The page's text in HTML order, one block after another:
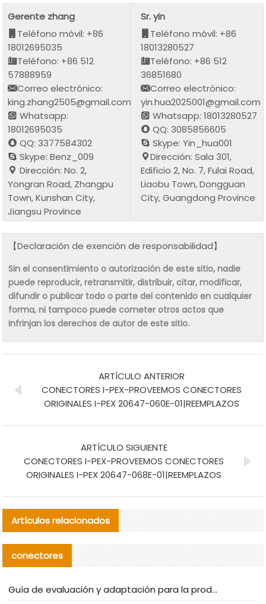
Gerente zhang
Teléfono móvil: +86
18012695035
Teléfono: +86 512
57888959
Correo electrónico:
king.zhang2505@gmail.com
Whatsapp:
18012695035
QQ: 3377584302
Skype: Benz_009
Dirección: No. 2,
Yongran Road, Zhangpu
Town, Kunshan City,
Jiangsu Province
Sr. yin
Teléfono móvil: +86
18013280527
Teléfono: +86 512
36851680
Correo electrónico:
yin.hua2025001@gmail.com
Whatsapp: 18013280527
QQ: 3085856605
Skype: Yin_hua001
Dirección: Sala 301,
Edificio 2, No. 7, Fulai Road,
Liaobu Town, Dongguan
City, Guangdong Province
【Declaración de exención de responsabilidad】
Sin el consentimiento o autorización de este sitio, nadie
puede reproducir, retransmitir, distribuir, citar, modificar,
difundir o publicar todo o parte del contenido en cualquier
forma, ni tampoco puede cometer otros actos que
infrinjan los derechos de autor de este sitio.
ARTÍCULO ANTERIOR
CONECTORES I-PEX-PROVEEMOS CONECTORES
ORIGINALES I-PEX 20647-060E-01|REEMPLAZOS
ARTÍCULO SIGUIENTE
CONECTORES I-PEX-PROVEEMOS CONECTORES
ORIGINALES I-PEX 20647-068E-01|REEMPLAZOS
Artículos relacionados
conectores
Guía de evaluación y adaptación para la producción en serie de componentes de cables nacionales para CNC Tech